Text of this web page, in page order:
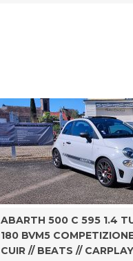
ABARTH 500 C 595 1.4
180 BVM5
CUIR // BEATS // CARPLAY